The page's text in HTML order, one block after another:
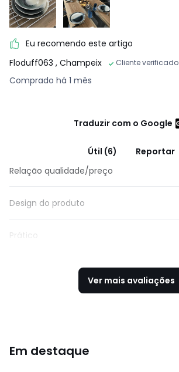
Eu recomendo este artigo
Floduff063 , Champeix Cliente verificado
Comprado há 1 mês
Traduzir com o Google
Útil (6)
Reportar
Relação qualidade/preço
Design do produto
Prático
Ver mais avaliações
Em destaque